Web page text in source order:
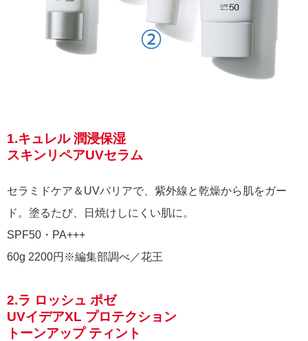
1.キュレル 潤浸保湿
スキンリペアUVセラム
セラミドケア＆UVバリアで、紫外線と乾燥から肌をガー
ド。塗るたび、日焼けしにくい肌に。
SPF50・PA+++
60g 2200円※編集部調べ／花王
2.ラ ロッシュ ポゼ
UVイデアXL プロテクション
トーンアップ ティント